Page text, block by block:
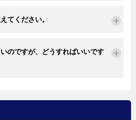
てください。
のですが、どうすればいいです